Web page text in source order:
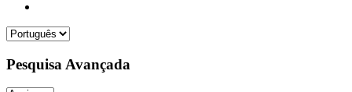
Pesquisa Avançada